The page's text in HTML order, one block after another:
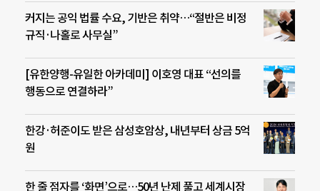
커지는 공익 법률 수요, 기반은 취약…“절반은 비정
규직·나홀로 사무실”
[유한양행-유일한 아카데미] 이호영 대표 “선의를
행동으로 연결하라”
한강·허준이도 받은 삼성호암상, 내년부터 상금 5억
원
한 줄 점자를 ‘화면’으로…50년 난제 풀고 세계시장